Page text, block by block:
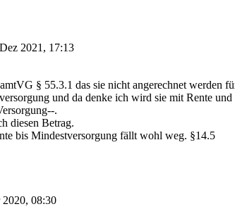
2021, 17:13
§ 55.3.1 das sie nicht angerechnet werden
und da denke ich wird sie mit Rente
.
diesen Betrag.
bis Mindestversorgung fällt wohl weg. §14.5
2020, 08:30